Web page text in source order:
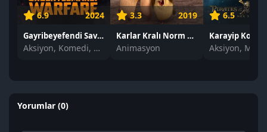
6.9 2024
Gayribeyefendi Savaş Dairesi izle
Aksiyon, Komedi, Savaş
3.3 2019
Karlar Kralı Norm 2 izle
Animasyon
6.5
Yorumlar (0)